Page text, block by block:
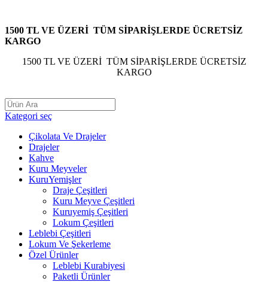
1500 TL VE ÜZERİ TÜM SİPARİŞLERDE ÜCRETSİZ
KARGO
1500 TL VE ÜZERİ TÜM SİPARİŞLERDE ÜCRETSİZ
KARGO
Kategori seç
Çikolata Ve Drajeler
Drajeler
Kahve
Kuru Meyveler
KuruYemişler
Draje Çeşitleri
Kuru Meyve Çeşitleri
Kuruyemiş Çeşitleri
Lokum Çeşitleri
Leblebi Çeşitleri
Lokum Ve Şekerleme
Özel Ürünler
Leblebi Kurabiyesi
Paketli Ürünler